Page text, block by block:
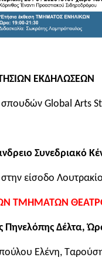
ΕΚΔΗΛΩΣΕΩΝ
Global Arts
Συνεδριακό
είσοδο
ΤΜΗΜΑΤΩΝ
Πηνελόπης Δέλτα,
Ελένη,